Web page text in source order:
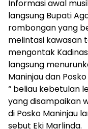
Informasi awal
langsung Bupati
rombongan yang
melintasi kawasan
mengontak
langsung
Maninjau dan
“ beliau kebetulan
yang disampaikan
di Posko Maninjau
sebut Eki Marlinda.